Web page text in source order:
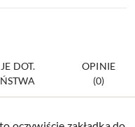
DOT.
OPINIE
(0)